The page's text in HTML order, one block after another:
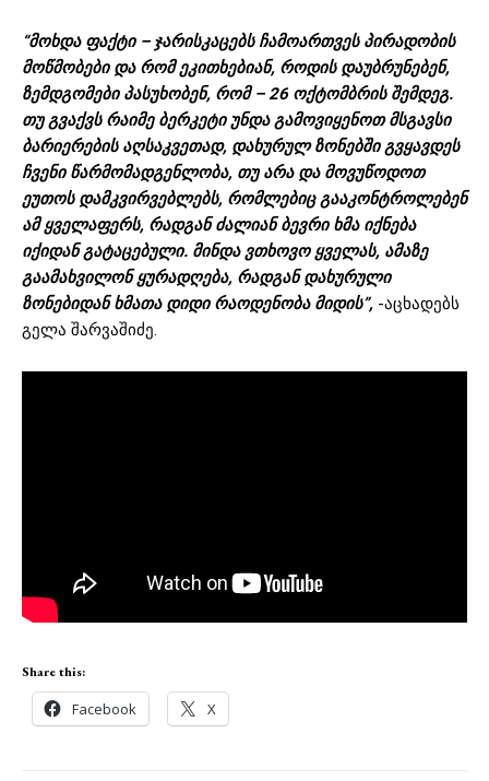
“მოხდა ფაქტი – ჯარისკაცებს ჩამოართვეს პირადობის
მოწმობები და რომ ეკითხებიან, როდის დაუბრუნებენ,
ზემდგომები პასუხობენ, რომ – 26 ოქტომბრის შემდეგ.
თუ გვაქვს რაიმე ბერკეტი უნდა გამოვიყენოთ მსგავსი
ბარიერების აღსაკვეთად, დახურულ ზონებში გვყავდეს
ჩვენი წარმომადგენლობა, თუ არა და მოვუწოდოთ
ეუთოს დამკვირვებლებს, რომლებიც გააკონტროლებენ
ამ ყველაფერს, რადგან ძალიან ბევრი ხმა იქნება
იქიდან გატაცებული. მინდა ვთხოვო ყველას, ამაზე
გაამახვილონ ყურადღება, რადგან დახურული
ზონებიდან ხმათა დიდი რაოდენობა მიდის”, -აცხადებს
გელა შარვაშიძე.
Share this:
Facebook X